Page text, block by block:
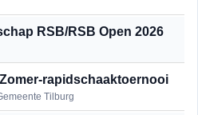
RSB/RSB Open 2026
rapidschaaktoernooi
Tilburg